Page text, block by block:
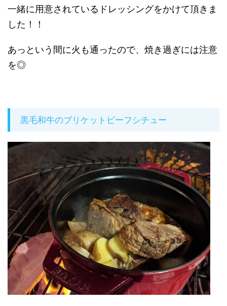
一緒に用意されているドレッシングをかけて頂きま
した！！
あっという間に火も通ったので、焼き過ぎには注意
を◎
黒毛和牛のブリケットビーフシチュー